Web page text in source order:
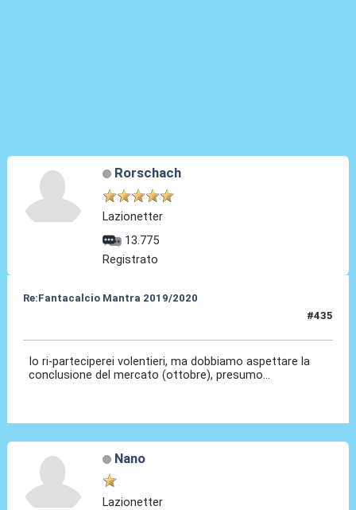
Rorschach
Lazionetter
13.775
Registrato
Re:Fantacalcio Mantra 2019/2020
#435
Io ri-parteciperei volentieri, ma dobbiamo aspettare la
conclusione del mercato (ottobre), presumo...
Nano
Lazionetter